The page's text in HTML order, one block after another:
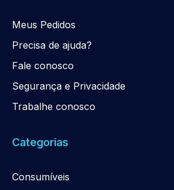
Meus Pedidos
Precisa de ajuda?
Fale conosco
Segurança e Privacidade
Trabalhe conosco
Categorias
Consumíveis